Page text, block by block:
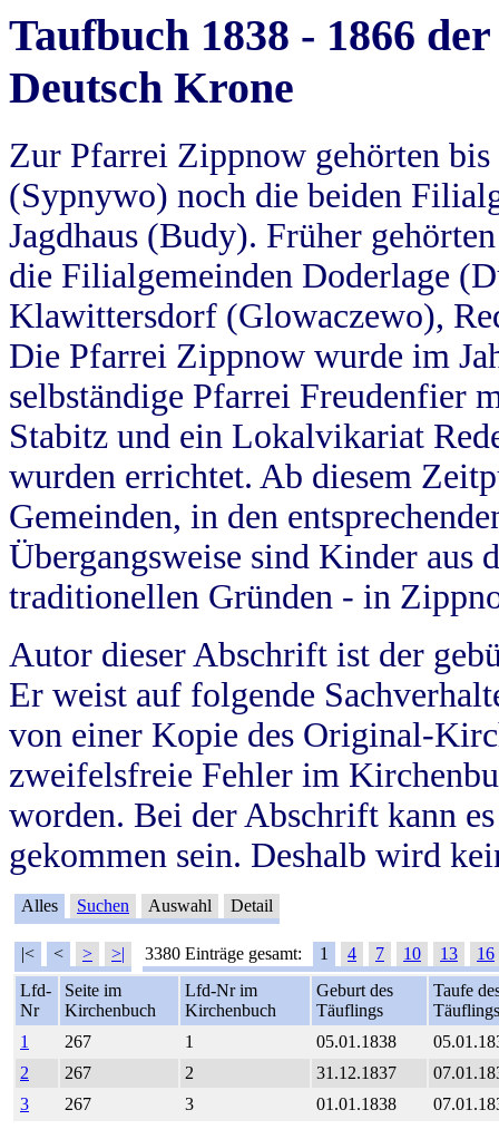
Taufbuch 1838 - 1866
Deutsch Krone
Zur Pfarrei Zippnow gehörten
(Sypnywo) noch die beiden
Jagdhaus (Budy). Früher
die Filialgemeinden Doderlage
Klawittersdorf (Glowaczewo),
Die Pfarrei Zippnow wurde im
selbständige Pfarrei Freudenfier
Stabitz und ein Lokalvikariat
wurden errichtet. Ab diesem
Gemeinden, in den
Übergangsweise sind Kinder aus
traditionellen Gründen - in
Autor dieser Abschrift ist der
Er weist auf folgende
von einer Kopie des Original-
zweifelsfreie Fehler im
worden. Bei der Abschrift kann
gekommen sein. Deshalb wird
Alles Suchen Auswahl Detail
|< < > >| 3380 Einträge gesamt: 1 4 7 10 13
16
Lfd-
Nr
Seite im
Kirchenbuch
Lfd-Nr im
Kirchenbuch
Geburt des
Täuflings
Taufe
Täuflings
1
267 1 05.01.1838
2
267 2 31.12.1837
3
267 3 01.01.1838